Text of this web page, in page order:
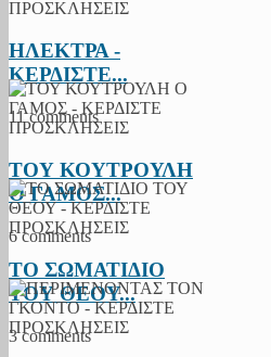
ΗΛΕΚΤΡΑ -
ΚΕΡΔΙΣΤΕ...
11 comments
ΤΟΥ ΚΟΥΤΡΟΥΛΗ
Ο ΓΑΜΟΣ...
6 comments
ΤΟ ΣΩΜΑΤΙΔΙΟ
ΤΟΥ ΘΕΟΥ...
3 comments